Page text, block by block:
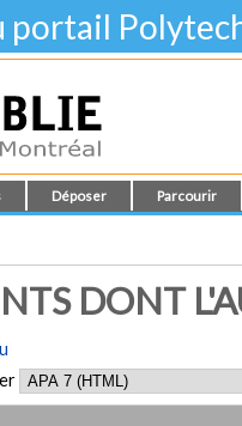
portail
Déposer Parcourir
DONT